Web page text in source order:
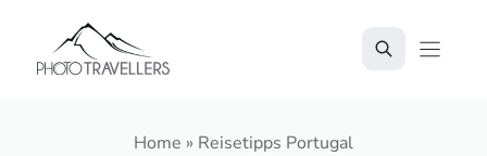
springen
Home » Reisetipps Portugal